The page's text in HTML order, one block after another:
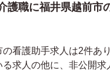
護職に福井県越前市
の看護助手求人は2件あ
求人の他に、非公開求